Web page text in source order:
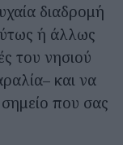
διαδρομή
ή άλλως
του νησιού
και να
που σας